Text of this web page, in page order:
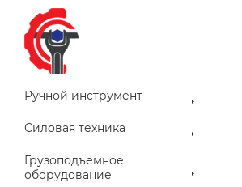
Ручной инструмент
Силовая техника
Грузоподъемное
оборудование